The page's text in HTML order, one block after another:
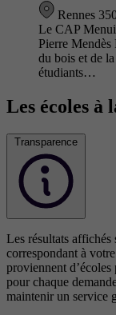
Rennes
Le CAP
Pierre Mendès
du bois et de
étudiants…
Les écoles à
Transparence
Les résultats affichés
correspondant à
proviennent
pour chaque
maintenir un service